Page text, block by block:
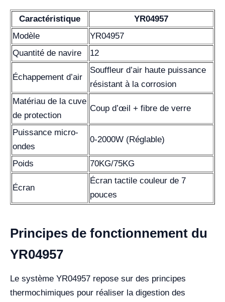
Caractéristique
YR04957
Modèle
YR04957
Quantité de navire
12
Échappement d’air
Souffleur d’air haute puissance
résistant à la corrosion
Matériau de la cuve
de protection
Coup d’œil + fibre de verre
Puissance micro-
ondes
0-2000W (Réglable)
Poids 70KG/75KG
Écran
Écran tactile couleur de 7
pouces
Principes de fonctionnement du
YR04957
Le système YR04957 repose sur des principes
thermochimiques pour réaliser la digestion des